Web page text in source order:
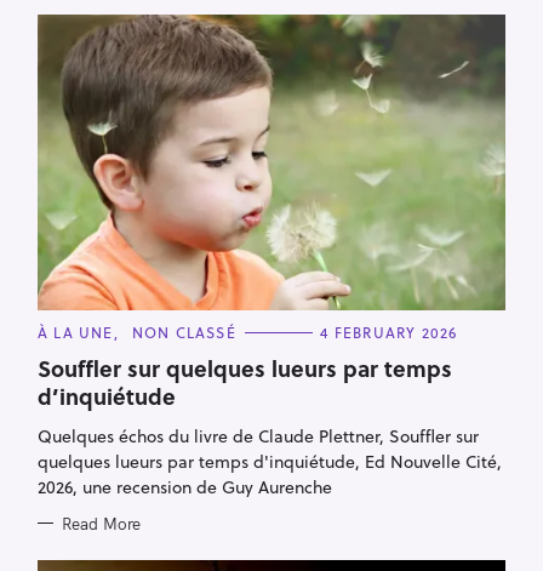
C
T
E
G
O
R
I
E
S
À LA UNE NON CLASSÉ 4 FEBRUARY 2026
Souffler sur quelques lueurs par temps
d’inquiétude
Quelques échos du livre de Claude Plettner, Souffler sur
quelques lueurs par temps d'inquiétude, Ed Nouvelle Cité,
2026, une recension de Guy Aurenche
Read More